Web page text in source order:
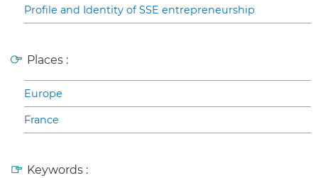
Profile and Identity of SSE entrepreneurship
Places :
Europe
France
Keywords :